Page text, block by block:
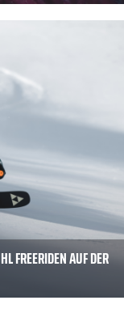
FREERIDEN AUF DER